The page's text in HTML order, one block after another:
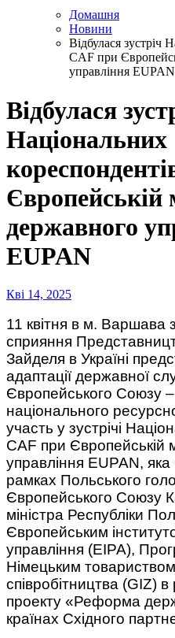
Домашня
Новини
Відбулася зустріч
CAF при
управління EUPAN
Відбулася
Національних
Європейській
державного
EUPAN
Кві 14, 2025
11 квітня в м. Варшава
сприяння
Зайделя в Україні
адаптації державної
Європейського Союзу –
національного
участь у зустрічі
CAF при Європейській
управління EUPAN,
рамках Польського
Європейського Союзу
міністра Республіки
Європейським
управління (EIPA),
Німецьким
співробітництва (GIZ)
проекту «Реформа
країнах Східного